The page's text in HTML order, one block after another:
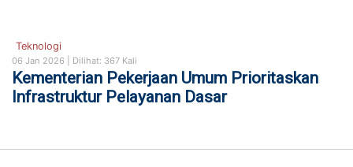
Teknologi
06 Jan 2026 | Dilihat: 367 Kali
Kementerian Pekerjaan Umum Prioritaskan
Infrastruktur Pelayanan Dasar